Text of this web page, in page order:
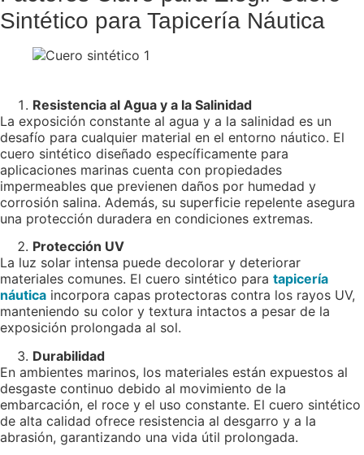
Sintético para Tapicería Náutica
Resistencia al Agua y a la Salinidad
La exposición constante al agua y a la salinidad es un
desafío para cualquier material en el entorno náutico. El
cuero sintético diseñado específicamente para
aplicaciones marinas cuenta con propiedades
impermeables que previenen daños por humedad y
corrosión salina. Además, su superficie repelente asegura
una protección duradera en condiciones extremas.
Protección UV
La luz solar intensa puede decolorar y deteriorar
materiales comunes. El cuero sintético para tapicería
náutica incorpora capas protectoras contra los rayos UV,
manteniendo su color y textura intactos a pesar de la
exposición prolongada al sol.
Durabilidad
En ambientes marinos, los materiales están expuestos al
desgaste continuo debido al movimiento de la
embarcación, el roce y el uso constante. El cuero sintético
de alta calidad ofrece resistencia al desgarro y a la
abrasión, garantizando una vida útil prolongada.